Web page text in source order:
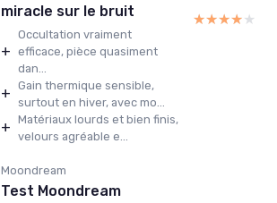
miracle sur le bruit
+
Occultation vraiment
efficace, pièce quasiment
dan...
+ Gain thermique sensible,
surtout en hiver, avec mo...
+ Matériaux lourds et bien finis,
velours agréable e...
★★★★★
★★★★★
Moondream
Test Moondream